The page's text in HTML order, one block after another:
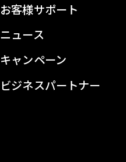
お客様サポート
ニュース
キャンペーン
ビジネスパートナー